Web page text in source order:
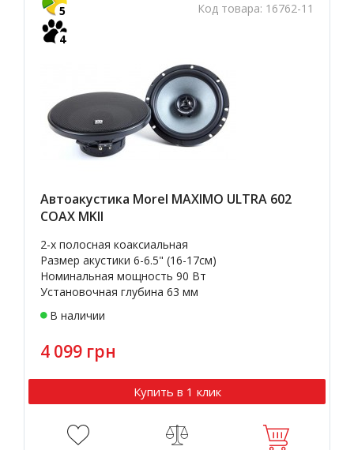
Код товара: 16762-11
5
4
Автоакустика Morel MAXIMO ULTRA 602
COAX MKII
2-х полосная коаксиальная
Размер акустики 6-6.5" (16-17см)
Номинальная мощность 90 Вт
Установочная глубина 63 мм
В наличии
4 099 грн
Купить в 1 клик